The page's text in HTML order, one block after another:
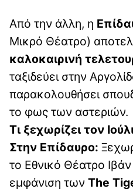
Από την άλλη, η
Μικρό Θέατρο)
καλοκαιρινή
ταξιδεύει στην
παρακολουθήσει
το φως των αστεριών.
Τι ξεχωρίζει τον
Στην Επίδαυρο:
το Εθνικό Θέατρο
εμφάνιση των The